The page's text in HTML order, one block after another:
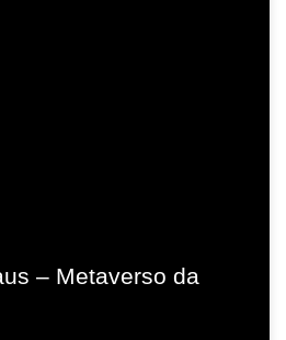
– Metaverso da